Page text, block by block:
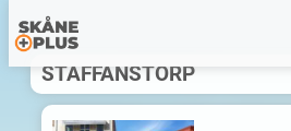
Hoppa
innehåll
STAFFANSTORP